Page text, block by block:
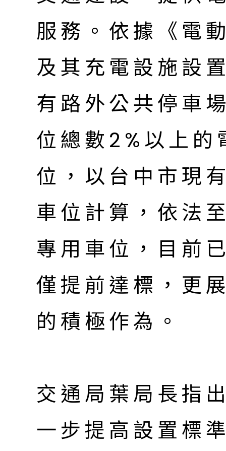
服務。依據《電
及其充電設施設
有路外公共停車
位總數2%以上
位，以台中市現
車位計算，依法
專用車位，目前
僅提前達標，更
的積極作為。
交通局葉局長指
一步提高設置標